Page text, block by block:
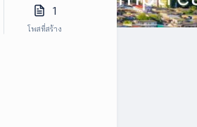
1
โพสที่สร้าง